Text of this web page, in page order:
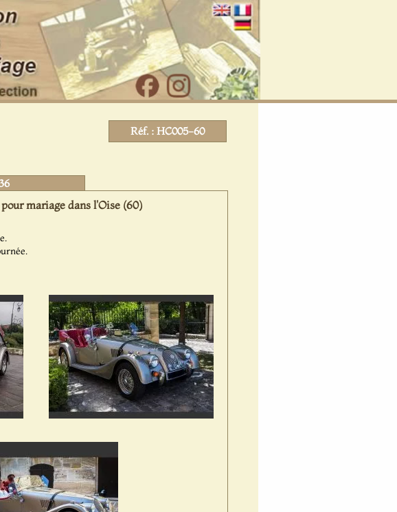
Réf. : HC005-60
mariage dans l'Oise (60)